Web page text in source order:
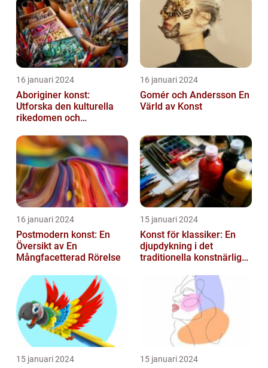
16 januari 2024
Aboriginer konst:
Utforska den kulturella
rikedomen och
16 januari 2024
Gomér och Andersson En
Värld av Konst
16 januari 2024
Postmodern konst: En
Översikt av En
Mångfacetterad Rörelse
15 januari 2024
Konst för klassiker: En
djupdykning i det
traditionella konstnärliga
15 januari 2024 15 januari 2024